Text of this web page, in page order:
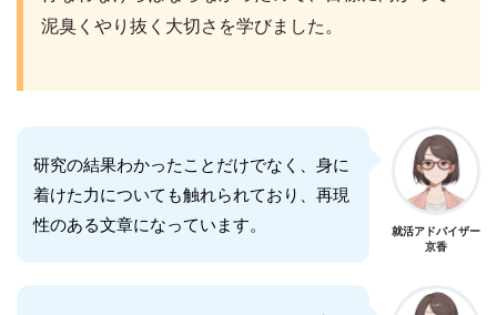
泥臭くやり抜く大切さを学びました。
研究の結果わかったことだけでなく、身に
着けた力についても触れられており、再現
性のある文章になっています。
就活アドバイザー
京香